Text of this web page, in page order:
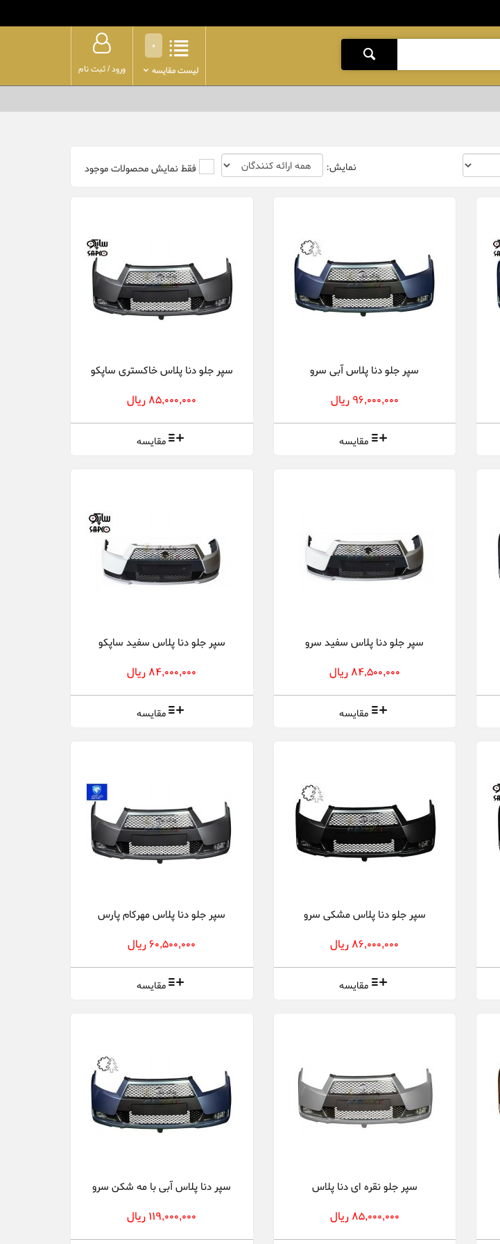
ورود/ثبت نام
0
لیست مقایسه
فقط نمایش محصولات موجود نمایش:
سپر جلو دنا پلاس آبی سرو
96,000,000 ریال
مقایسه
سپر جلو دنا پلاس خاکستری ساپکو
85,000,000 ریال
مقایسه
سپر جلو دنا پلاس سفید سرو
84,500,000 ریال
مقایسه
سپر جلو دنا پلاس سفید ساپکو
84,000,000 ریال
مقایسه
سپر جلو دنا پلاس مشکی سرو
86,000,000 ریال
مقایسه
سپر جلو دنا پلاس مهرکام پارس
60,500,000 ریال
مقایسه
سپر جلو نقره ای دنا پلاس
85,000,000 ریال
سپر دنا پلاس آبی با مه شکن سرو
119,000,000 ریال